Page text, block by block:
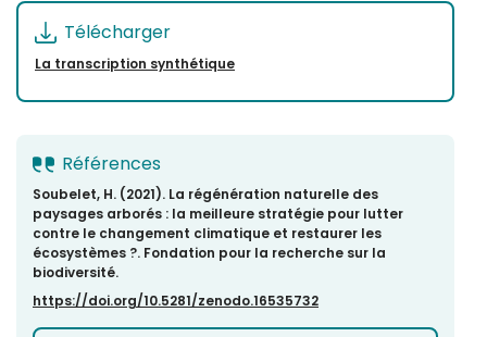
Télécharger
La transcription synthétique
Références
Soubelet, H. (2021). La régénération naturelle des
paysages arborés : la meilleure stratégie pour lutter
contre le changement climatique et restaurer les
écosystèmes ?. Fondation pour la recherche sur la
biodiversité.
https://doi.org/10.5281/zenodo.16535732